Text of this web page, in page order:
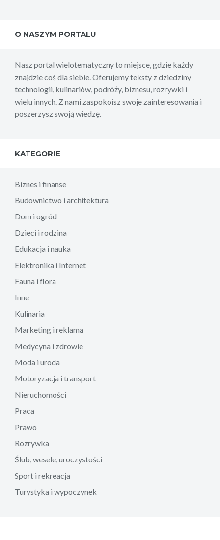
O NASZYM PORTALU
Nasz portal wielotematyczny to miejsce, gdzie każdy
znajdzie coś dla siebie. Oferujemy teksty z dziedziny
technologii, kulinariów, podróży, biznesu, rozrywki i
wielu innych. Z nami zaspokoisz swoje zainteresowania i
poszerzysz swoją wiedzę.
KATEGORIE
Biznes i finanse
Budownictwo i architektura
Dom i ogród
Dzieci i rodzina
Edukacja i nauka
Elektronika i Internet
Fauna i flora
Inne
Kulinaria
Marketing i reklama
Medycyna i zdrowie
Moda i uroda
Motoryzacja i transport
Nieruchomości
Praca
Prawo
Rozrywka
Ślub, wesele, uroczystości
Sport i rekreacja
Turystyka i wypoczynek